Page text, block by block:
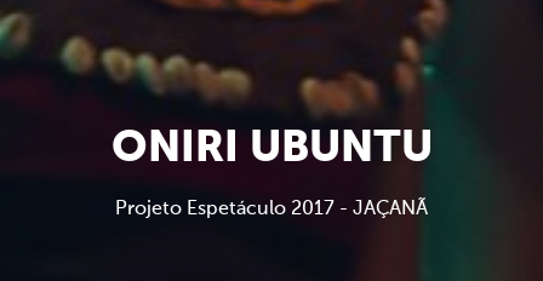
ONIRI UBUNTU
Projeto Espetáculo 2017 - JAÇANÃ